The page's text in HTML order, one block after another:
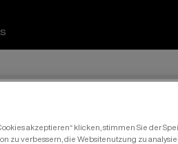
akzeptieren“ klicken, stimmen Sie der
zu verbessern, die Websitenutzung zu